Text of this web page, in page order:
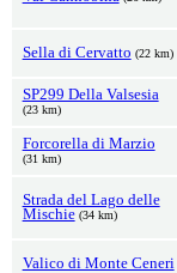
Sella di Cervatto (22 km)
SP299 Della Valsesia
(23 km)
Forcorella di Marzio
(31 km)
Strada del Lago delle
Mischie (34 km)
Valico di Monte Ceneri